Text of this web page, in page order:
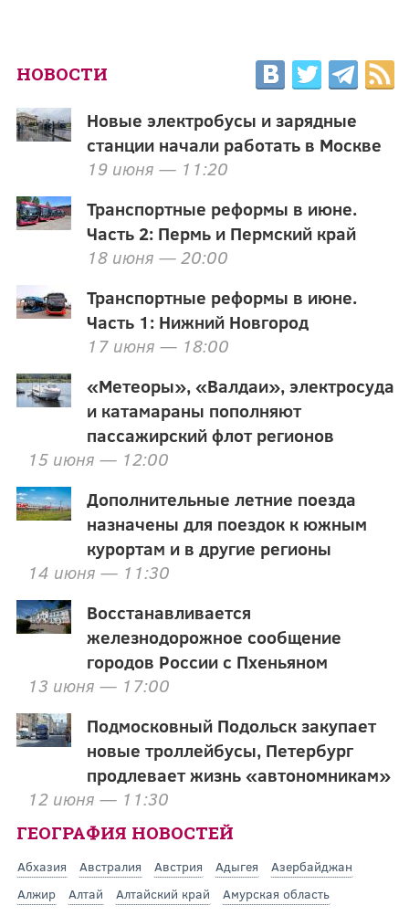
НОВОСТИ
Новые электробусы и зарядные
станции начали работать в Москве
19 июня — 11:20
Транспортные реформы в июне.
Часть 2: Пермь и Пермский край
18 июня — 20:00
Транспортные реформы в июне.
Часть 1: Нижний Новгород
17 июня — 18:00
«Метеоры», «Валдаи», электросуда
и катамараны пополняют
пассажирский флот регионов
15 июня — 12:00
Дополнительные летние поезда
назначены для поездок к южным
курортам и в другие регионы
14 июня — 11:30
Восстанавливается
железнодорожное сообщение
городов России с Пхеньяном
13 июня — 17:00
Подмосковный Подольск закупает
новые троллейбусы, Петербург
продлевает жизнь «автономникам»
12 июня — 11:30
ГЕОГРАФИЯ НОВОСТЕЙ
Абхазия Австралия Австрия Адыгея
Азербайджан
Алжир
Алтай Алтайский край
Амурская область